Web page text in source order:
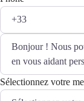
Sélectionnez votre